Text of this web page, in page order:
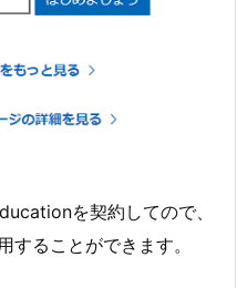
を契約してので、
ることができます。